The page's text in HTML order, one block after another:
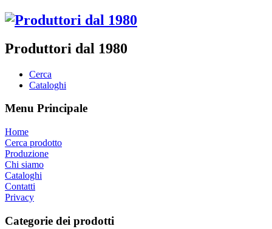
Produttori dal 1980
Cerca
Cataloghi
Menu Principale
Home
Cerca prodotto
Produzione
Chi siamo
Cataloghi
Contatti
Privacy
Categorie dei prodotti